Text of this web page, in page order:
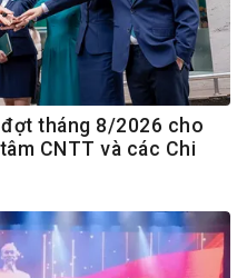
tháng 8/2026 cho
CNTT và các Chi